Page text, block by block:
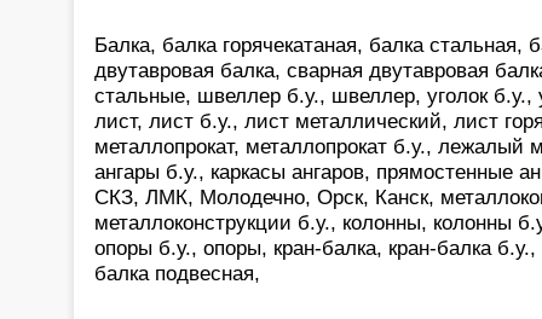
Балка, балка горячекатаная, балка стальная,
двутавровая балка, сварная двутавровая
стальные, швеллер б.у., швеллер, уголок б.у.,
лист, лист б.у., лист металлический, лист
металлопрокат, металлопрокат б.у., лежалый
ангары б.у., каркасы ангаров, прямостенные
СКЗ, ЛМК, Молодечно, Орск, Канск,
металлоконструкции б.у., колонны, колонны
опоры б.у., опоры, кран-балка, кран-балка б.у.,
балка подвесная,